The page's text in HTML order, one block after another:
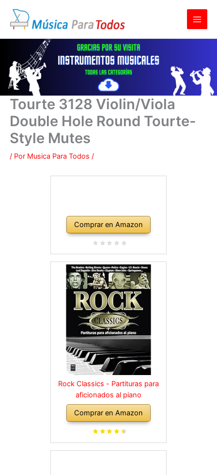
contenido
Tourte 3128 Violin/Viola
Double Hole Round Tourte-
Style Mutes
/ Por Musica Para Todos /
Comprar en Amazon
Rock Classics - Partituras para
aficionados al piano
Comprar en Amazon